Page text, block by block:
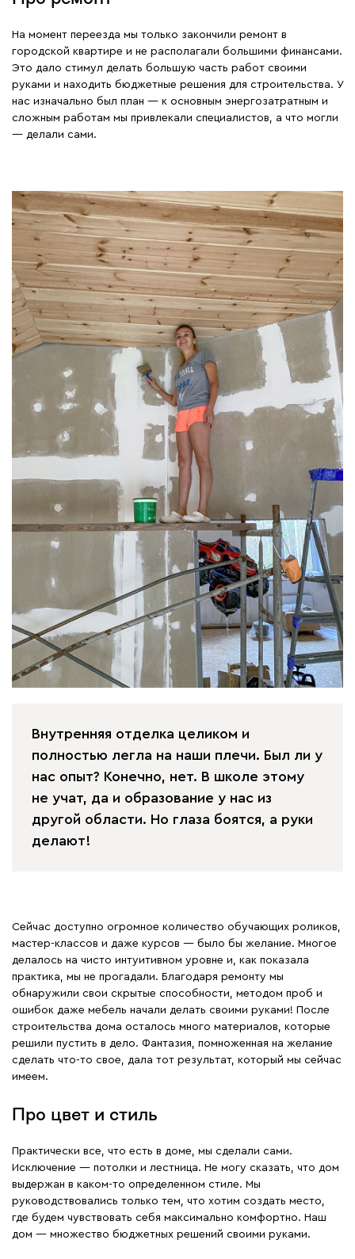
На момент переезда мы только закончили ремонт в
городской квартире и не располагали большими финансами.
Это дало стимул делать большую часть работ своими
руками и находить бюджетные решения для строительства. У
нас изначально был план — к основным энергозатратным и
сложным работам мы привлекали специалистов, а что могли
— делали сами.
Внутренняя отделка целиком и
полностью легла на наши плечи. Был ли у
нас опыт? Конечно, нет. В школе этому
не учат, да и образование у нас из
другой области. Но глаза боятся, а руки
делают!
Сейчас доступно огромное количество обучающих роликов,
мастер-классов и даже курсов — было бы желание. Многое
делалось на чисто интуитивном уровне и, как показала
практика, мы не прогадали. Благодаря ремонту мы
обнаружили свои скрытые способности, методом проб и
ошибок даже мебель начали делать своими руками! После
строительства дома осталось много материалов, которые
решили пустить в дело. Фантазия, помноженная на желание
сделать что-то свое, дала тот результат, который мы сейчас
имеем.
Про цвет и стиль
Практически все, что есть в доме, мы сделали сами.
Исключение — потолки и лестница. Не могу сказать, что дом
выдержан в каком-то определенном стиле. Мы
руководствовались только тем, что хотим создать место,
где будем чувствовать себя максимально комфортно. Наш
дом — множество бюджетных решений своими руками.